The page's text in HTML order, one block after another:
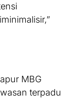
MBG
terpadu